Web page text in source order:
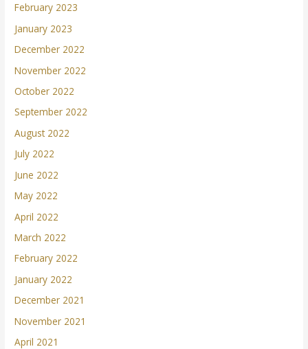
February 2023
January 2023
December 2022
November 2022
October 2022
September 2022
August 2022
July 2022
June 2022
May 2022
April 2022
March 2022
February 2022
January 2022
December 2021
November 2021
April 2021